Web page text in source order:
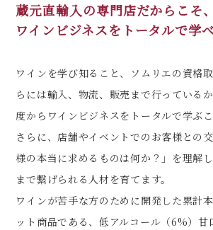
蔵元直輸入の専門店だからこそ、
ワインビジネスをトータルで学
ワインを学び知ること、ソムリエの資格
らには輸入、物流、販売まで行っている
度からワインビジネスをトータルで学ぶこ
さらに、店舗やイベントでのお客様との
様の本当に求めるものは何か？」を理解
まで繋げられる人材を育てます。
ワインが苦手な方のために開発した累計
ット商品である、低アルコール（6%）甘